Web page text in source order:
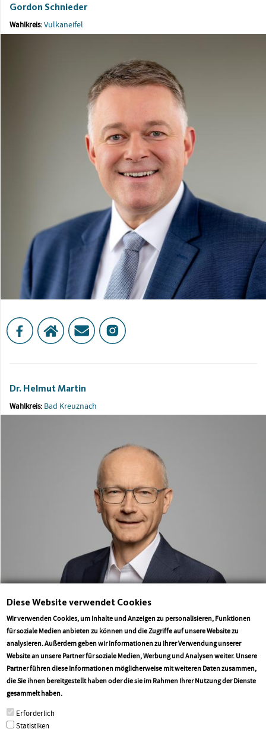
Gordon Schnieder
Wahlkreis:Vulkaneifel
Dr. Helmut Martin
Wahlkreis: Bad Kreuznach
Diese Website verwendet Cookies
Wir verwenden Cookies, um Inhalte und Anzeigen zu personalisieren, Funktionen
für soziale Medien anbieten zu können und die Zugriffe auf unsere Website zu
analysieren. Außerdem geben wir Informationen zu Ihrer Verwendung unserer
Website an unsere Partner für soziale Medien, Werbung und Analysen weiter. Unsere
Partner führen diese Informationen möglicherweise mit weiteren Daten zusammen,
die Sie ihnen bereitgestellt haben oder die sie im Rahmen Ihrer Nutzung der Dienste
gesammelt haben.
Erforderlich
Statistiken